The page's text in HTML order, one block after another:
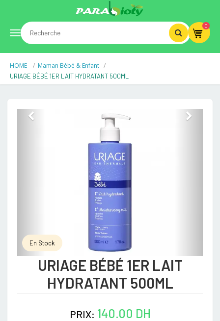
Toggle
navigation
0
HOME Maman Bébé & Enfant
URIAGE BÉBÉ 1ER LAIT HYDRATANT 500ML
En Stock
URIAGE BÉBÉ 1ER LAIT
HYDRATANT 500ML
PRIX: 140.00 DH